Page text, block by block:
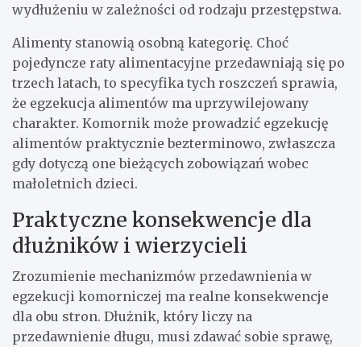
wydłużeniu w zależności od rodzaju przestępstwa.
Alimenty stanowią osobną kategorię. Choć
pojedyncze raty alimentacyjne przedawniają się po
trzech latach, to specyfika tych roszczeń sprawia,
że egzekucja alimentów ma uprzywilejowany
charakter. Komornik może prowadzić egzekucję
alimentów praktycznie bezterminowo, zwłaszcza
gdy dotyczą one bieżących zobowiązań wobec
małoletnich dzieci.
Praktyczne konsekwencje dla
dłużników i wierzycieli
Zrozumienie mechanizmów przedawnienia w
egzekucji komorniczej ma realne konsekwencje
dla obu stron. Dłużnik, który liczy na
przedawnienie długu, musi zdawać sobie sprawę,